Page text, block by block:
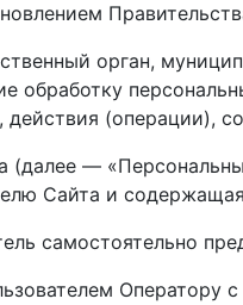
орган,
(операции),
(далее —
Сайта и
самостоятельно